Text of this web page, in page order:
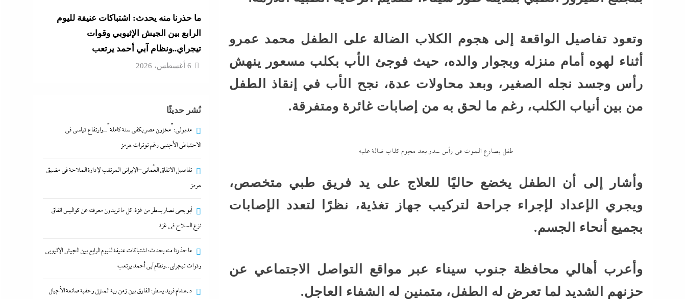
وتعود تفاصيل الواقعة إلى هجوم الكلاب الضالة على الطفل محمد عمرو
أثناء لهوه أمام منزله وبجوار والده، حيث فوجئ الأب بكلب مسعور ينهش
رأس وجسد نجله الصغير، وبعد محاولات عدة، نجح الأب في إنقاذ الطفل
من بين أنياب الكلب، رغم ما لحق به من إصابات غائرة ومتفرقة.
طفل يصارع الموت في رأس سدر بعد هجوم كلاب ضالة عليه
وأشار إلى أن الطفل يخضع حاليًا للعلاج على يد فريق طبي متخصص،
ويجري الإعداد لإجراء جراحة لتركيب جهاز تغذية، نظرًا لتعدد الإصابات
بجميع أنحاء الجسم.
وأعرب أهالي محافظة جنوب سيناء عبر مواقع التواصل الاجتماعي عن
حزنهم الشديد لما تعرض له الطفل، متمنين له الشفاء العاجل.
ما حذرنا منه يحدث: اشتباكات عنيفة لليوم
الرابع بين الجيش الإثيوبي وقوات
تيجراي..ونظام آبي أحمد يرتعب
6 أغسطس، 2026
نُشر حديثًا
مدبولي:”مخزون مصر يكفي سنة كاملة”..وارتفاع قياسي في
الاحتياطي الأجنبي رغم توترات هرمز
تفاصيل الاتفاق العُماني-الإيراني المرتقب لإدارة الملاحة في مضيق
هرمز
أبو يحى نصار يسطر من غزة: كل ما تريدون معرفته عن كواليس اتفاق
نزع السلاح في غزة
ما حذرنا منه يحدث: اشتباكات عنيفة لليوم الرابع بين الجيش الإثيوبي
وقوات تيجراي..ونظام آبي أحمد يرتعب
د.هشام فريد يسطر: الفارق بين زمن ربة المنزل وحقبة صانعة الأجيال